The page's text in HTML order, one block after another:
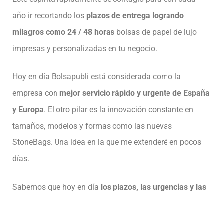
año ir recortando los plazos de entrega logrando
milagros como 24 / 48 horas bolsas de papel de lujo
impresas y personalizadas en tu negocio.
Hoy en día Bolsapubli está considerada como la
empresa con mejor servicio rápido y urgente de España
y Europa. El otro pilar es la innovación constante en
tamaños, modelos y formas como las nuevas
StoneBags. Una idea en la que me extenderé en pocos
días.
Sabemos que hoy en día los plazos, las urgencias y las